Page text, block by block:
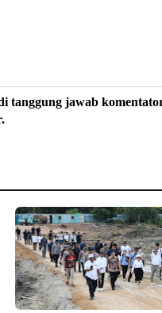
tanggung jawab